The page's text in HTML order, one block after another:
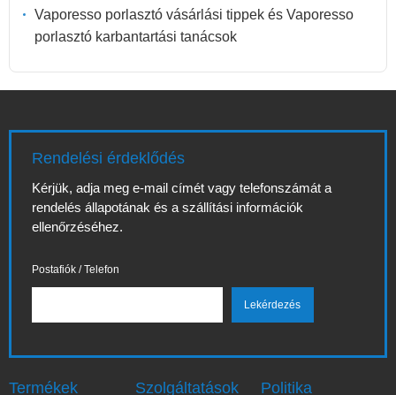
Vaporesso porlasztó vásárlási tippek és Vaporesso
porlasztó karbantartási tanácsok
Rendelési érdeklődés
Kérjük, adja meg e-mail címét vagy telefonszámát a
rendelés állapotának és a szállítási információk
ellenőrzéséhez.
Postafiók / Telefon
Termékek Szolgáltatások Politika